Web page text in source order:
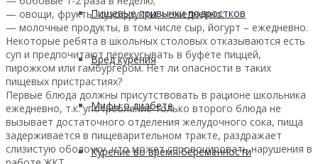
Пищевые привычки подростков
Вред курения
Мифы о диабете
Курение во время беременности
— овощи, фрукты, сухофрукты – ежедневно;
— молочные продукты, в том числе сыр, йогурт – ежедневно.
Некоторые ребята в школьных столовых отказываются есть
суп и предпочитают перекусывать в буфете пиццей,
пирожком или гамбургером. Нет ли опасности в таких
пищевых пристрастиях?
Первые блюда должны присутствовать в рационе школьника
ежедневно, т.к. употребление только второго блюда не
вызывает достаточного отделения желудочного сока, пища
задерживается в пищеварительном тракте, раздражает
слизистую оболочку, что может спровоцировать нарушения в